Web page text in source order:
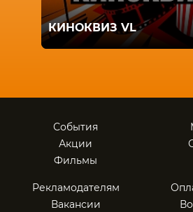
КИНОКВИЗ VL
События
Акции
Фильмы
Рекламодателям
Вакансии